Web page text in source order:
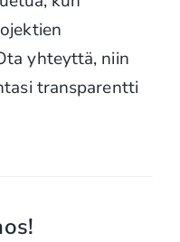
yhteyttä, niin
transparentti